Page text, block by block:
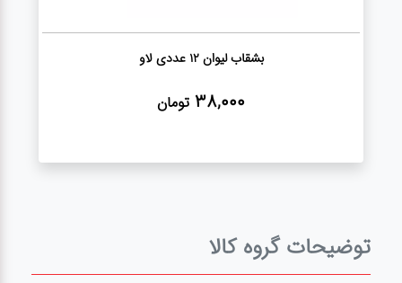
بشقاب لیوان 12 عددی لاو
38,000 تومان
توضیحات گروه کالا